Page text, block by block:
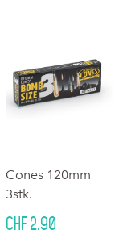
Cones 120mm
3stk.
CHF 2.90